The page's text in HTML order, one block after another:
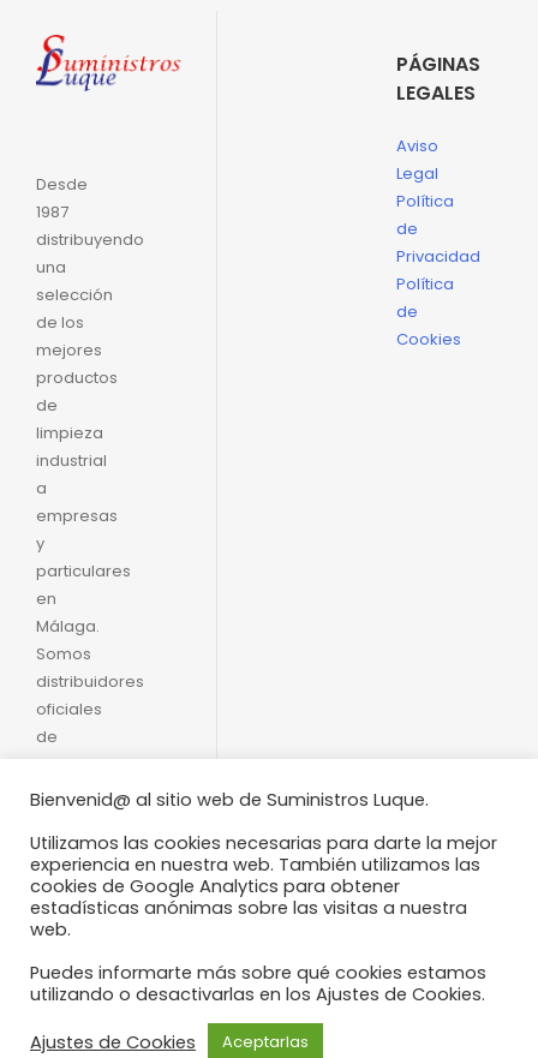
Desde
1987
distribuyendo
una
selección
de los
mejores
productos
de
limpieza
industrial
a
empresas
y
particulares
en
Málaga.
Somos
distribuidores
oficiales
de
Moguer.
rápido y
formal
con
puntualidad
PÁGINAS
LEGALES
Aviso
Legal
Política
de
Privacidad
Política
de
Cookies
Bienvenid@ al sitio web de Suministros Luque.
Utilizamos las cookies necesarias para darte la mejor
experiencia en nuestra web. También utilizamos las
cookies de Google Analytics para obtener
estadísticas anónimas sobre las visitas a nuestra
web.
Puedes informarte más sobre qué cookies estamos
utilizando o desactivarlas en los Ajustes de Cookies.
Ajustes de Cookies
Aceptarlas